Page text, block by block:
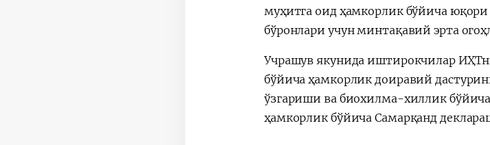
муҳитга оид ҳамкорлик бўйича
бўронлари учун минтақавий эрта
Учрашув якунида иштирокчилар
бўйича ҳамкорлик доиравий
ўзгариши ва биохилма-хиллик
ҳамкорлик бўйича Самарқанд